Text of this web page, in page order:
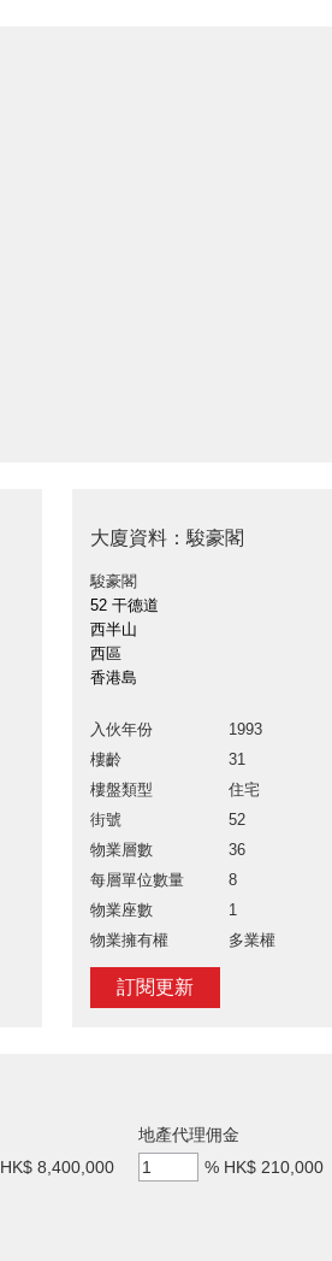
大廈資料：駿豪閣
駿豪閣
52 干德道
西半山
西區
香港島
入伙年份
1993
樓齡
31
樓盤類型
住宅
街號
52
物業層數
36
每層單位數量
8
物業座數
1
物業擁有權
多業權
訂閱更新
HK$ 8,400,000
地產代理佣金
% HK$ 210,000